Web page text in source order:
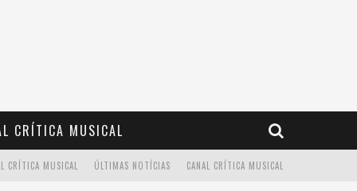
CRÍTICA MUSICAL
CANAL CRÍTICA MUSICAL
ÚLTIMAS NOTÍCIAS
CRÍTICA MUSICAL